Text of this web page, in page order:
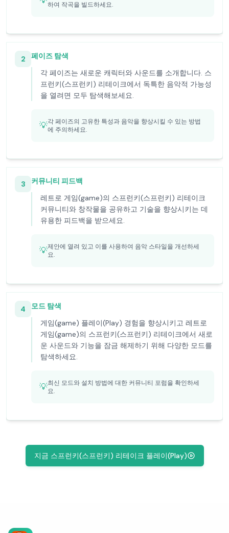
하여 작곡을 빌드하세요.
2
페이즈 탐색
각 페이즈는 새로운 캐릭터와 사운드를 소개합니다. 스
프런키(스프런키) 리테이크에서 독특한 음악적 가능성
을 열려면 모두 탐색해보세요.
💡각 페이즈의 고유한 특성과 음악을 향상시킬 수 있는 방법
에 주의하세요.
3
커뮤니티 피드백
레트로 게임(game)의 스프런키(스프런키) 리테이크
커뮤니티와 창작물을 공유하고 기술을 향상시키는 데
유용한 피드백을 받으세요.
💡제안에 열려 있고 이를 사용하여 음악 스타일을 개선하세
요.
4
모드 탐색
게임(game) 플레이(Play) 경험을 향상시키고 레트로
게임(game)의 스프런키(스프런키) 리테이크에서 새로
운 사운드와 기능을 잠금 해제하기 위해 다양한 모드를
탐색하세요.
💡최신 모드와 설치 방법에 대한 커뮤니티 포럼을 확인하세
요.
지금 스프런키(스프런키) 리테이크 플레이(Play)